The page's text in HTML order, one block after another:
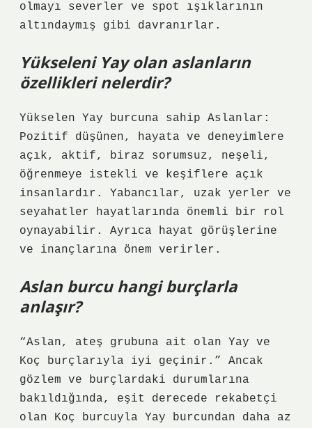
olmayı severler ve spot ışıklarının
altındaymış gibi davranırlar.
Yükseleni Yay olan aslanların
özellikleri nelerdir?
Yükselen Yay burcuna sahip Aslanlar:
Pozitif düşünen, hayata ve deneyimlere
açık, aktif, biraz sorumsuz, neşeli,
öğrenmeye istekli ve keşiflere açık
insanlardır. Yabancılar, uzak yerler ve
seyahatler hayatlarında önemli bir rol
oynayabilir. Ayrıca hayat görüşlerine
ve inançlarına önem verirler.
Aslan burcu hangi burçlarla
anlaşır?
“Aslan, ateş grubuna ait olan Yay ve
Koç burçlarıyla iyi geçinir.” Ancak
gözlem ve burçlardaki durumlarına
bakıldığında, eşit derecede rekabetçi
olan Koç burcuyla Yay burcundan daha az